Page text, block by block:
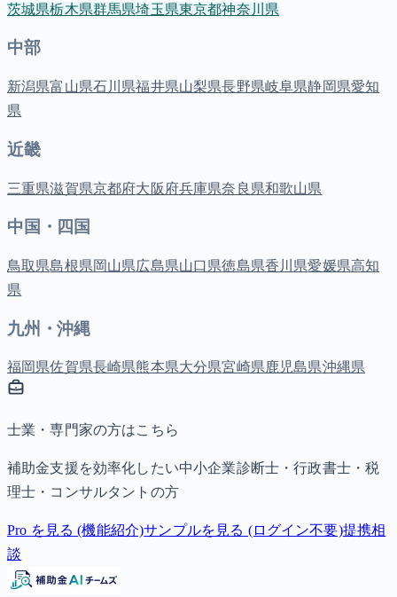
茨城県栃木県群馬県埼玉県東京都神奈川県
中部
新潟県富山県石川県福井県山梨県長野県岐阜県静岡県愛知
県
近畿
三重県滋賀県京都府大阪府兵庫県奈良県和歌山県
中国・四国
鳥取県島根県岡山県広島県山口県徳島県香川県愛媛県高知
県
九州・沖縄
福岡県佐賀県長崎県熊本県大分県宮崎県鹿児島県沖縄県
士業・専門家の方はこちら
補助金支援を効率化したい中小企業診断士・行政書士・税
理士・コンサルタントの方
Pro を見る (機能紹介)サンプルを見る (ログイン不要)提携相
談